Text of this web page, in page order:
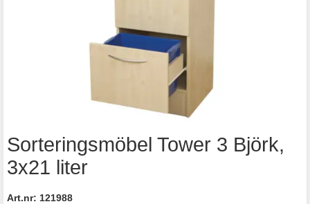
Sorteringsmöbel Tower 3 Björk,
3x21 liter
Art.nr: 121988